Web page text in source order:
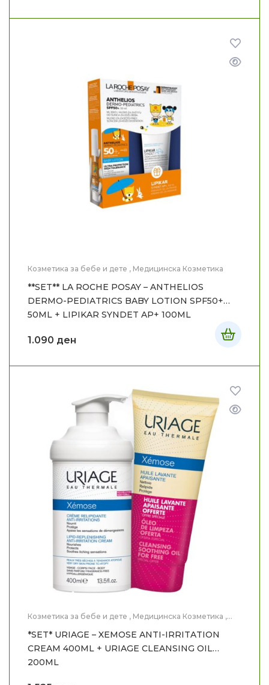
Козметика за бебе и дете , Медицинска Козметика
**SET** LA ROCHE POSAY – ANTHELIOS
DERMO-PEDIATRICS BABY LOTION SPF50+
50ML + LIPIKAR SYNDET AP+ 100ML
1.090 ден
Козметика за бебе и дете , Медицинска Козметика ,
*SET* URIAGE – XEMOSE ANTI-IRRITATION
CREAM 400ML + URIAGE CLEANSING OIL
200ML